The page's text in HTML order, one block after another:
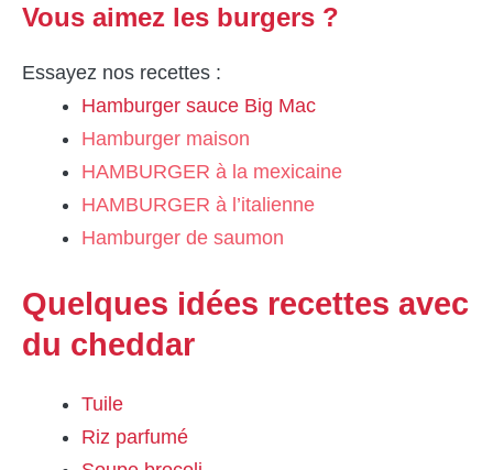
Vous aimez les burgers ?
Essayez nos recettes :
Hamburger sauce Big Mac
Hamburger maison
HAMBURGER à la mexicaine
HAMBURGER à l’italienne
Hamburger de saumon
Quelques idées recettes avec
du cheddar
Tuile
Riz parfumé